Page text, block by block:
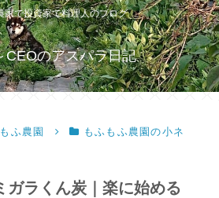
家で投資家で料理人のブログ
CEOのアスパラ日記
ふ農園
もふもふ農園の小ネ
ガラくん炭｜楽に始める